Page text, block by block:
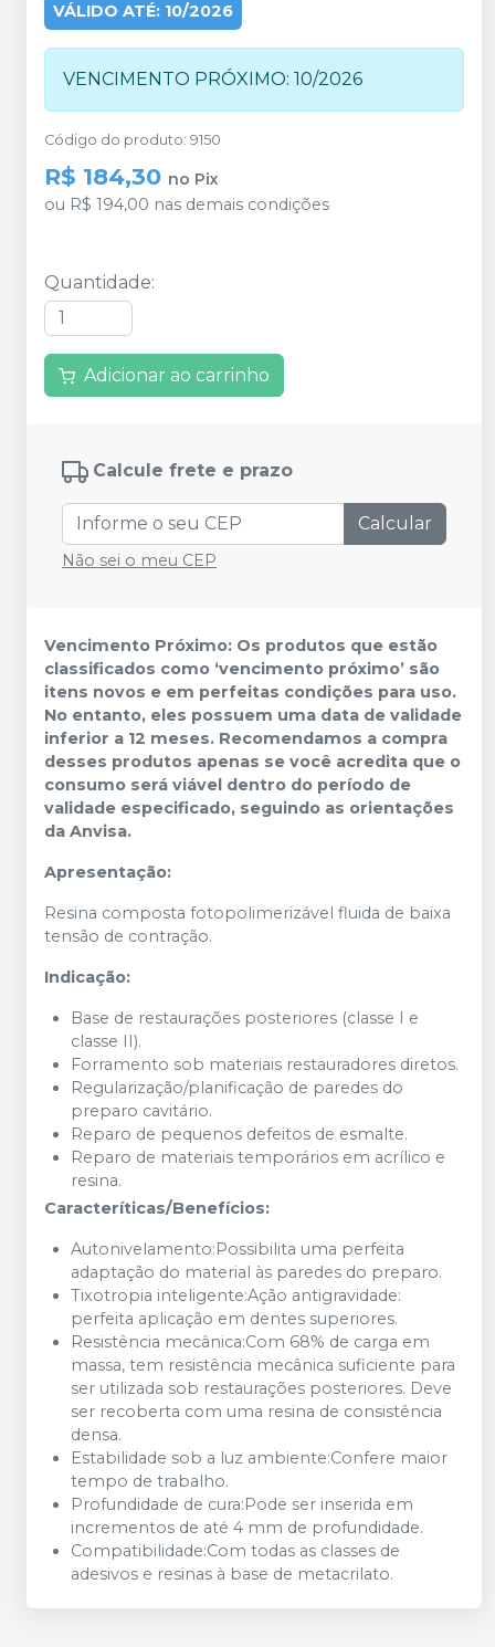
VÁLIDO ATÉ: 10/2026
VENCIMENTO PRÓXIMO: 10/2026
Código do produto: 9150
R$ 184,30 no Pix
ou R$ 194,00 nas demais condições
Quantidade:
Adicionar ao carrinho
Calcule frete e prazo
Calcular
Não sei o meu CEP
Vencimento Próximo: Os produtos que estão
classificados como ‘vencimento próximo’ são
itens novos e em perfeitas condições para uso.
No entanto, eles possuem uma data de validade
inferior a 12 meses. Recomendamos a compra
desses produtos apenas se você acredita que o
consumo será viável dentro do período de
validade especificado, seguindo as orientações
da Anvisa.
Apresentação:
Resina composta fotopolimerizável fluida de baixa
tensão de contração.
Indicação:
Base de restaurações posteriores (classe I e
classe II).
Forramento sob materiais restauradores diretos.
Regularização/planificação de paredes do
preparo cavitário.
Reparo de pequenos defeitos de esmalte.
Reparo de materiais temporários em acrílico e
resina.
Caracteríticas/Benefícios:
Autonivelamento:Possibilita uma perfeita
adaptação do material às paredes do preparo.
Tixotropia inteligente:Ação antigravidade:
perfeita aplicação em dentes superiores.
Resistência mecânica:Com 68% de carga em
massa, tem resistência mecânica suficiente para
ser utilizada sob restaurações posteriores. Deve
ser recoberta com uma resina de consistência
densa.
Estabilidade sob a luz ambiente:Confere maior
tempo de trabalho.
Profundidade de cura:Pode ser inserida em
incrementos de até 4 mm de profundidade.
Compatibilidade:Com todas as classes de
adesivos e resinas à base de metacrilato.